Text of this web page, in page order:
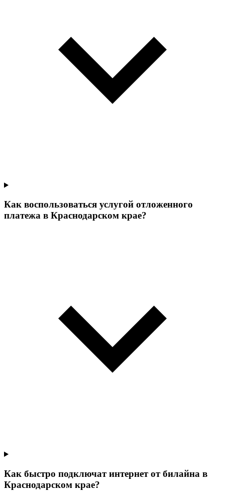
Как воспользоваться услугой отложенного
платежа в Краснодарском крае?
Как быстро подключат интернет от билайна в
Краснодарском крае?